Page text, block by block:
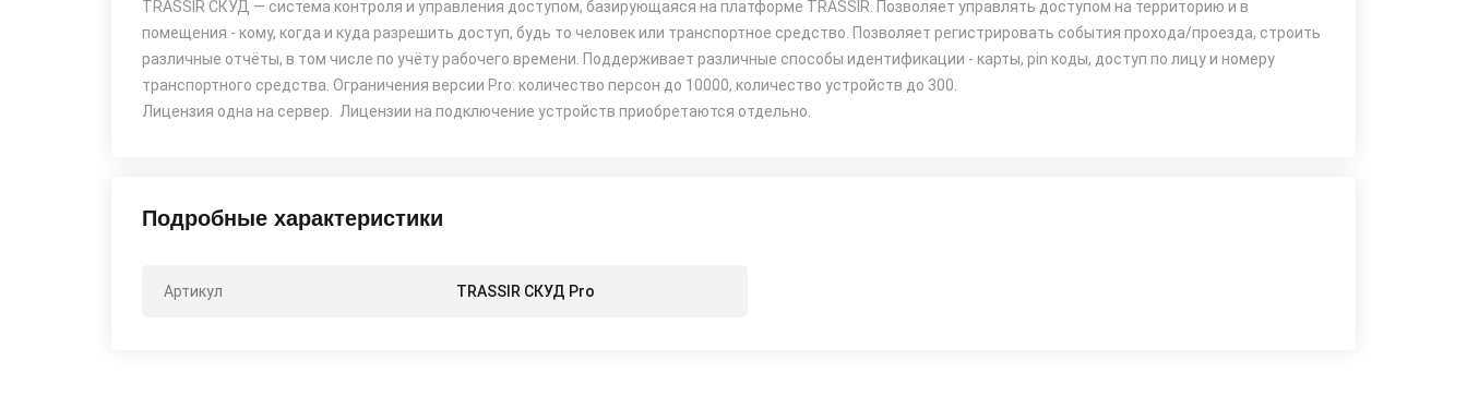
TRASSIR СКУД — система контроля и управления доступом, базирующаяся на платформе TRASSIR. Позволяет управлять доступом на территорию и в
помещения - кому, когда и куда разрешить доступ, будь то человек или транспортное средство. Позволяет регистрировать события прохода/проезда, строить
различные отчёты, в том числе по учёту рабочего времени. Поддерживает различные способы идентификации - карты, pin коды, доступ по лицу и номеру
транспортного средства. Ограничения версии Pro: количество персон до 10000, количество устройств до 300.
Лицензия одна на сервер. Лицензии на подключение устройств приобретаются отдельно.
Подробные характеристики
Артикул TRASSIR СКУД Pro